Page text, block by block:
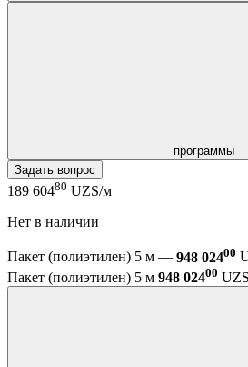
программы
Задать вопрос
189 60480 UZS/м
Нет в наличии
Пакет (полиэтилен) 5 м — 948 02400
Пакет (полиэтилен) 5 м 948 02400 UZS